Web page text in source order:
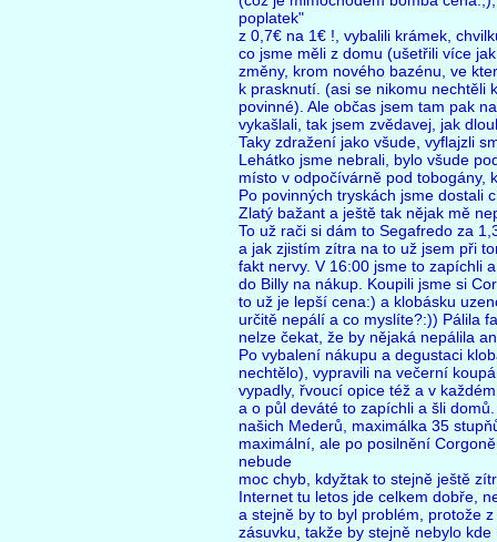
poplatek"
z 0,7€ na 1€ !, vybalili krámek,
co jsme měli z domu (ušetřili více
změny, krom nového bazénu, ve
k prasknutí. (asi se nikomu nechtěli
povinné). Ale občas jsem tam pak
vykašlali, tak jsem zvědavej, jak
Taky zdražení jako všude, vyflajzli
Lehátko jsme nebrali, bylo všude
místo v odpočívárně pod tobogány,
Po povinných tryskách jsme dostali
Zlatý bažant a ještě tak nějak mě
To už rači si dám to Segafredo za
a jak zjistím zítra na to už jsem při
fakt nervy. V 16:00 jsme to zapíchli
do Billy na nákup. Koupili jsme si
to už je lepší cena:) a klobásku
určitě nepálí a co myslíte?:)) Pálila
nelze čekat, že by nějaká nepálila
Po vybalení nákupu a degustaci
nechtělo), vypravili na večerní
vypadly, řvoucí opice též a v
a o půl deváté to zapíchli a šli
našich Mederů, maximálka 35
maximální, ale po posilnění
nebude
moc chyb, kdyžtak to stejně ještě
Internet tu letos jde celkem dobře,
a stejně by to byl problém, protože
zásuvku, takže by stejně nebylo